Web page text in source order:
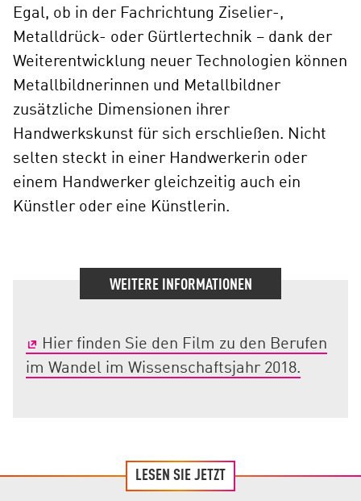
Egal, ob in der Fachrichtung Ziselier-,
Metalldrück- oder Gürtlertechnik – dank der
Weiterentwicklung neuer Technologien können
Metallbildnerinnen und Metallbildner
zusätzliche Dimensionen ihrer
Handwerkskunst für sich erschließen. Nicht
selten steckt in einer Handwerkerin oder
einem Handwerker gleichzeitig auch ein
Künstler oder eine Künstlerin.
WEITERE INFORMATIONEN
Hier finden Sie den Film zu den Berufen
im Wandel im Wissenschaftsjahr 2018.
LESEN SIE JETZT